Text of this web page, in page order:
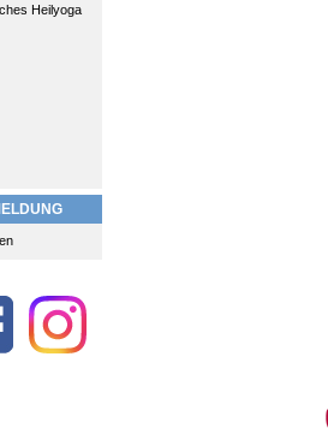
Heilyoga